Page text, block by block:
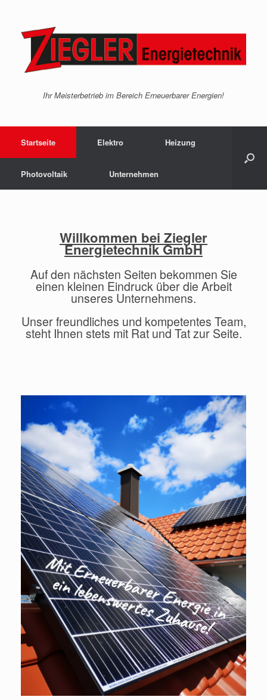
Ihr Meisterbetrieb im Bereich Erneuerbarer Energien!
Startseite Elektro Heizung
Photovoltaik Unternehmen
Willkommen bei Ziegler
Energietechnik GmbH
Auf den nächsten Seiten bekommen Sie
einen kleinen Eindruck über die Arbeit
unseres Unternehmens.
Unser freundliches und kompetentes Team,
steht Ihnen stets mit Rat und Tat zur Seite.